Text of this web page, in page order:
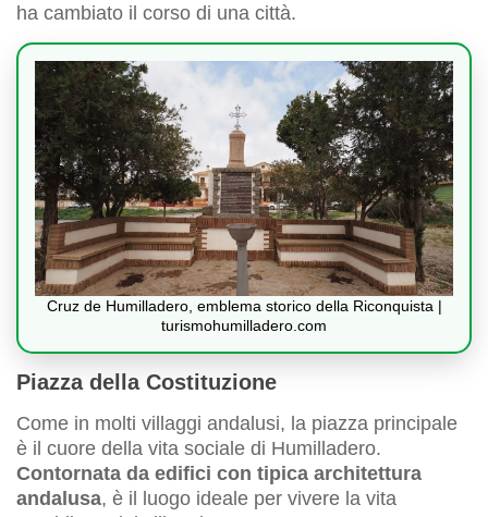
ha cambiato il corso di una città.
Cruz de Humilladero, emblema storico della Riconquista |
turismohumilladero.com
Piazza della Costituzione
Come in molti villaggi andalusi, la piazza principale
è il cuore della vita sociale di Humilladero.
Contornata da edifici con tipica architettura
andalusa, è il luogo ideale per vivere la vita